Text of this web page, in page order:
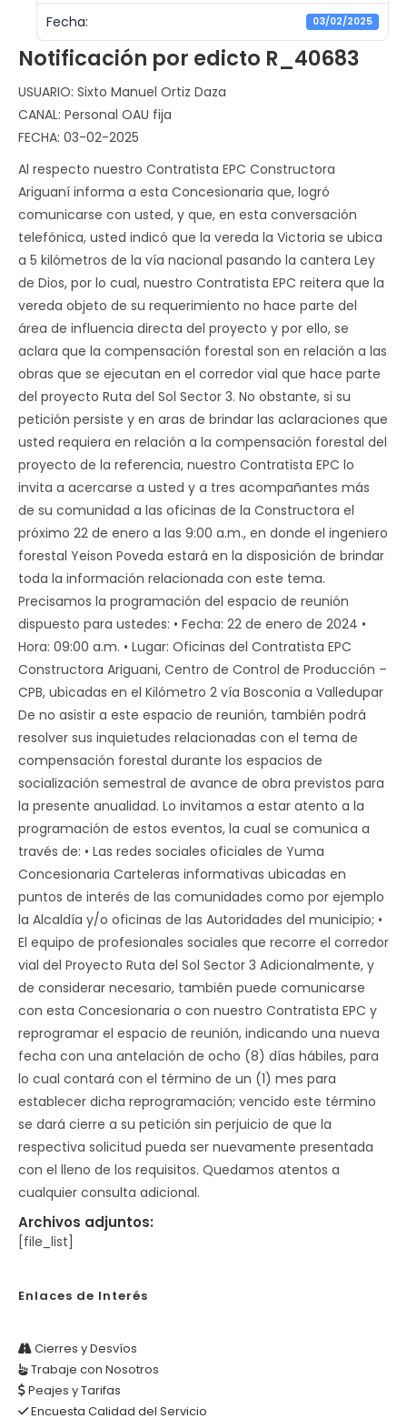
Fecha: 03/02/2025
Notificación por edicto R_40683
USUARIO: Sixto Manuel Ortiz Daza
CANAL: Personal OAU fija
FECHA: 03-02-2025
Al respecto nuestro Contratista EPC Constructora
Ariguaní informa a esta Concesionaria que, logró
comunicarse con usted, y que, en esta conversación
telefónica, usted indicó que la vereda la Victoria se ubica
a 5 kilómetros de la vía nacional pasando la cantera Ley
de Dios, por lo cual, nuestro Contratista EPC reitera que la
vereda objeto de su requerimiento no hace parte del
área de influencia directa del proyecto y por ello, se
aclara que la compensación forestal son en relación a las
obras que se ejecutan en el corredor vial que hace parte
del proyecto Ruta del Sol Sector 3. No obstante, si su
petición persiste y en aras de brindar las aclaraciones que
usted requiera en relación a la compensación forestal del
proyecto de la referencia, nuestro Contratista EPC lo
invita a acercarse a usted y a tres acompañantes más
de su comunidad a las oficinas de la Constructora el
próximo 22 de enero a las 9:00 a.m., en donde el ingeniero
forestal Yeison Poveda estará en la disposición de brindar
toda la información relacionada con este tema.
Precisamos la programación del espacio de reunión
dispuesto para ustedes: • Fecha: 22 de enero de 2024 •
Hora: 09:00 a.m. • Lugar: Oficinas del Contratista EPC
Constructora Ariguani, Centro de Control de Producción –
CPB, ubicadas en el Kilómetro 2 vía Bosconia a Valledupar
De no asistir a este espacio de reunión, también podrá
resolver sus inquietudes relacionadas con el tema de
compensación forestal durante los espacios de
socialización semestral de avance de obra previstos para
la presente anualidad. Lo invitamos a estar atento a la
programación de estos eventos, la cual se comunica a
través de: • Las redes sociales oficiales de Yuma
Concesionaria Carteleras informativas ubicadas en
puntos de interés de las comunidades como por ejemplo
la Alcaldía y/o oficinas de las Autoridades del municipio; •
El equipo de profesionales sociales que recorre el corredor
vial del Proyecto Ruta del Sol Sector 3 Adicionalmente, y
de considerar necesario, también puede comunicarse
con esta Concesionaria o con nuestro Contratista EPC y
reprogramar el espacio de reunión, indicando una nueva
fecha con una antelación de ocho (8) días hábiles, para
lo cual contará con el término de un (1) mes para
establecer dicha reprogramación; vencido este término
se dará cierre a su petición sin perjuicio de que la
respectiva solicitud pueda ser nuevamente presentada
con el lleno de los requisitos. Quedamos atentos a
cualquier consulta adicional.
Archivos adjuntos:
[file_list]
Enlaces de Interés
Cierres y Desvíos
Trabaje con Nosotros
Peajes y Tarifas
Encuesta Calidad del Servicio